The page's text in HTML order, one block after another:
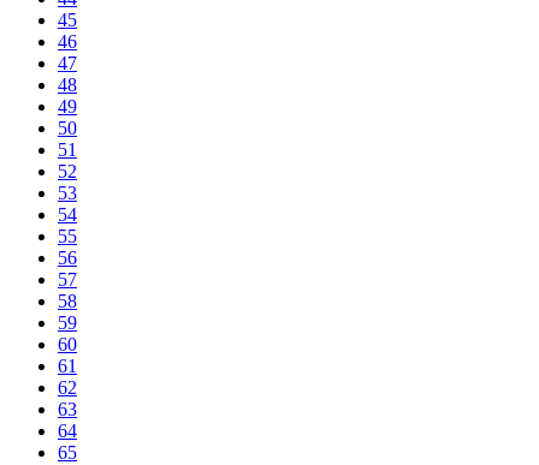
45
46
47
48
49
50
51
52
53
54
55
56
57
58
59
60
61
62
63
64
65